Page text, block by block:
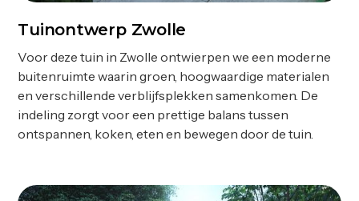
Ontwerp
Tuinontwerp Zwolle
Voor deze tuin in Zwolle ontwierpen we een moderne
buitenruimte waarin groen, hoogwaardige materialen
en verschillende verblijfsplekken samenkomen. De
indeling zorgt voor een prettige balans tussen
ontspannen, koken, eten en bewegen door de tuin.